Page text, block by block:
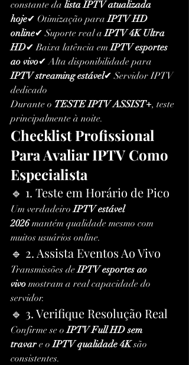
constante da lista IPTV atualizada
hoje✔ Otimização para IPTV HD
online✔ Suporte real a IPTV 4K Ultra
HD✔ Baixa latência em IPTV esportes
ao vivo✔ Alta disponibilidade para
IPTV streaming estável✔ Servidor IPTV
dedicado
Durante o TESTE IPTV ASSIST+, teste
principalmente à noite.
Checklist Profissional
Para Avaliar IPTV Como
Especialista
🔹 1. Teste em Horário de Pico
Um verdadeiro IPTV estável
2026 mantém qualidade mesmo com
muitos usuários online.
🔹 2. Assista Eventos Ao Vivo
Transmissões de IPTV esportes ao
vivo mostram a real capacidade do
servidor.
🔹 3. Verifique Resolução Real
Confirme se o IPTV Full HD sem
travar e o IPTV qualidade 4K são
consistentes.